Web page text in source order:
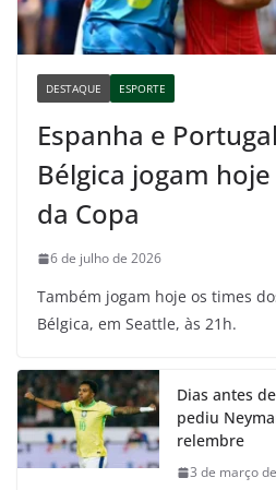
DESTAQUE ESPORTE
Espanha e
Bélgica jogam
da Copa
6 de julho de 2026
Também jogam hoje os times
Bélgica, em Seattle, às 21h.
Dias antes
pediu
relembre
3 de março